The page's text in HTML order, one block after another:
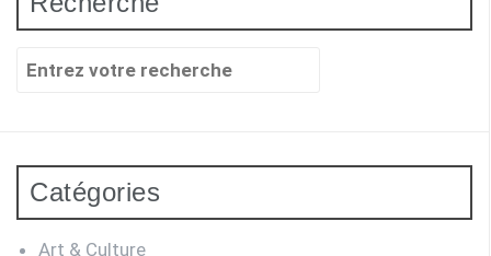
Recherche
Catégories
Art & Culture